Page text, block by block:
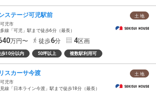
土 地
ステージ可児駅前
児市
多線「可児」駅まで徒歩6分（最長）
万円〜 徒歩6分 4区画
歩10分以内 50坪以上 複数駅利用可
土 地
スカーサ今渡
児市
線「日本ライン今渡」駅まで徒歩18分（最長）